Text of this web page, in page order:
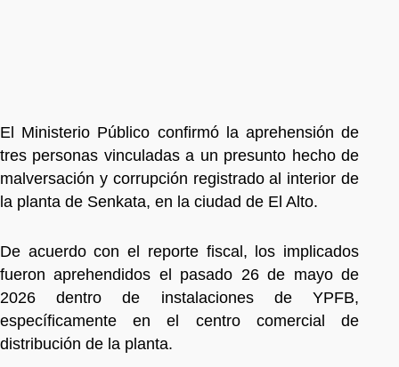
El Ministerio Público confirmó la aprehensión de
tres personas vinculadas a un presunto hecho de
malversación y corrupción registrado al interior de
la planta de Senkata, en la ciudad de El Alto.
De acuerdo con el reporte fiscal, los implicados
fueron aprehendidos el pasado 26 de mayo de
2026 dentro de instalaciones de YPFB,
específicamente en el centro comercial de
distribución de la planta.